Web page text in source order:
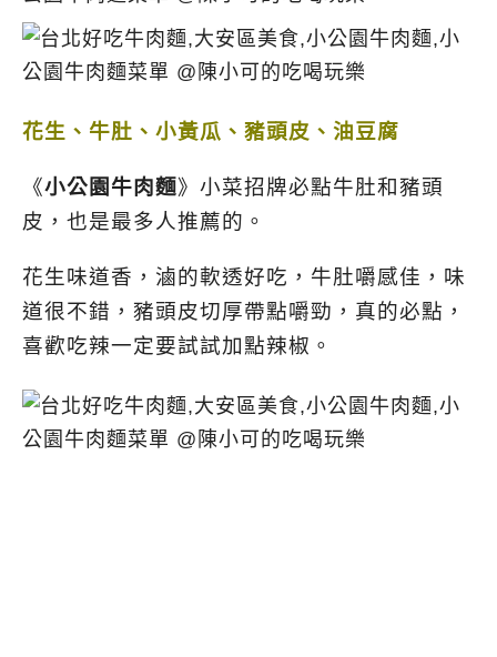
花生、牛肚、小黃瓜、豬頭皮、油豆腐
《小公園牛肉麵》小菜招牌必點牛肚和豬頭
皮，也是最多人推薦的。
花生味道香，滷的軟透好吃，牛肚嚼感佳，味
道很不錯，豬頭皮切厚帶點嚼勁，真的必點，
喜歡吃辣一定要試試加點辣椒。